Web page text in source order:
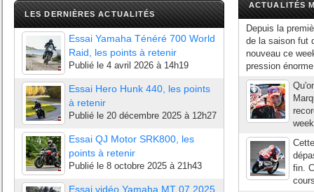
LES DERNIÈRES ACTUALITÉS
Essai Yamaha Ténéré 700 World
Raid, les points à retenir
Publié le 4 avril 2026 à 14h19
Essai Hero Hunk 440, les points
à retenir
Publié le 20 décembre 2025 à 12h27
Essai QJ Motor SRK800, les
points à retenir
Publié le 8 octobre 2025 à 21h43
Essai vidéo Yamaha MT 07 2025
ACTUALITÉS
Depuis la
de la saison fut
nouveau ce
pression
fin.